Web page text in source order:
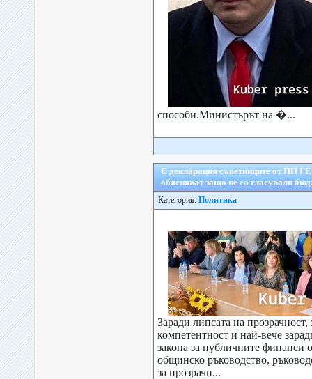
способи.Министърът на �...
С декларация съветниците от ПП
обясняват защо не са гласували
Категория: Политика
Заради липсата на прозрачност,
компетентност и най-вече
закона за публичните финанси
общинско ръководство,
за прозрачн...